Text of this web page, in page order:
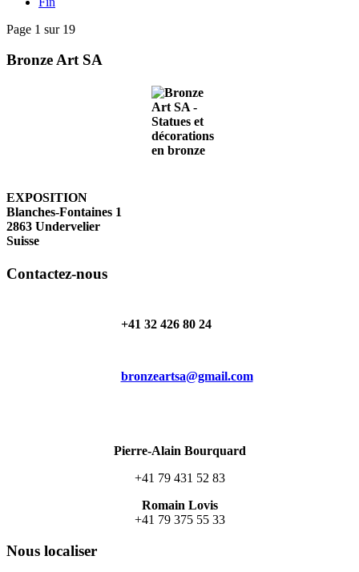
Page 1 sur 19
Bronze Art SA
EXPOSITION
Blanches-Fontaines 1
2863 Undervelier
Suisse
Contactez-nous
+41 32 426 80 24
bronzeartsa@gmail.com
Pierre-Alain Bourquard
+41 79 431 52 83
Romain Lovis
+41 79 375 55 33
Nous localiser